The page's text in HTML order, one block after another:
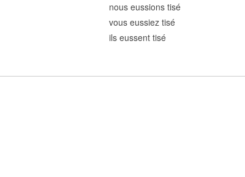
nous eussions tisé
vous eussiez tisé
ils eussent tisé